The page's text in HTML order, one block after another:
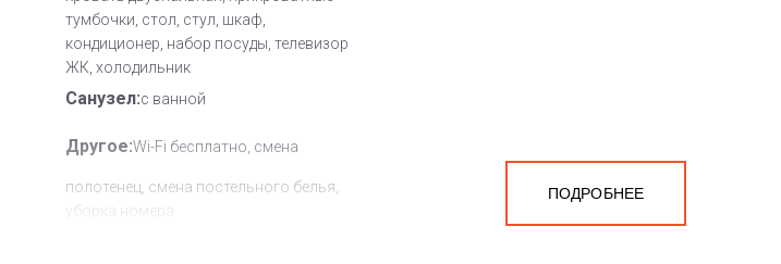
тумбочки, стол, стул, шкаф,
кондиционер, набор посуды, телевизор
ЖК, холодильник
Санузел:с ванной
Другое:Wi-Fi бесплатно, смена
полотенец, смена постельного белья,
уборка номера
ПОДРОБНЕЕ